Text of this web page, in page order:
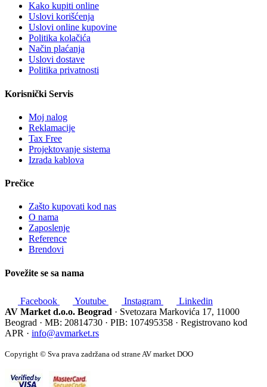
Kako kupiti online
Uslovi korišćenja
Uslovi online kupovine
Politika kolačića
Način plaćanja
Uslovi dostave
Politika privatnosti
Korisnički Servis
Moj nalog
Reklamacije
Tax Free
Projektovanje sistema
Izrada kablova
Prečice
Zašto kupovati kod nas
O nama
Zaposlenje
Reference
Brendovi
Povežite se sa nama
Facebook Youtube Instagram
Linkedin
AV Market d.o.o. Beograd · Svetozara Markovića 17, 11000
Beograd · MB: 20814730 · PIB: 107495358 · Registrovano kod
APR · info@avmarket.rs
Copyright © Sva prava zadržana od strane AV market DOO